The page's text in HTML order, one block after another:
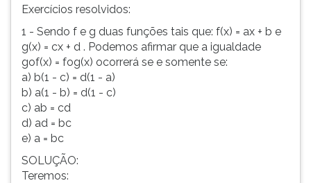
Exercícios resolvidos:
1 - Sendo f e g duas funções tais que: f(x) = ax + b e
g(x) = cx + d . Podemos afirmar que a igualdade
gof(x) = fog(x) ocorrerá se e somente se:
a) b(1 - c) = d(1 - a)
b) a(1 - b) = d(1 - c)
c) ab = cd
d) ad = bc
e) a = bc
SOLUÇÃO:
Teremos: